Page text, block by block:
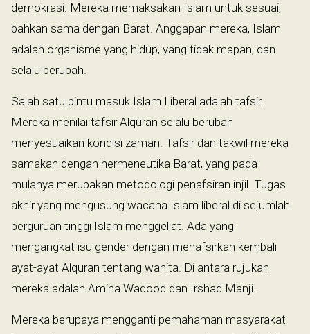
demokrasi. Mereka memaksakan Islam untuk sesuai,
bahkan sama dengan Barat. Anggapan mereka, Islam
adalah organisme yang hidup, yang tidak mapan, dan
selalu berubah.
Salah satu pintu masuk Islam Liberal adalah tafsir.
Mereka menilai tafsir Alquran selalu berubah
menyesuaikan kondisi zaman. Tafsir dan takwil mereka
samakan dengan hermeneutika Barat, yang pada
mulanya merupakan metodologi penafsiran injil. Tugas
akhir yang mengusung wacana Islam liberal di sejumlah
perguruan tinggi Islam menggeliat. Ada yang
mengangkat isu gender dengan menafsirkan kembali
ayat-ayat Alquran tentang wanita. Di antara rujukan
mereka adalah Amina Wadood dan Irshad Manji.
Mereka berupaya mengganti pemahaman masyarakat